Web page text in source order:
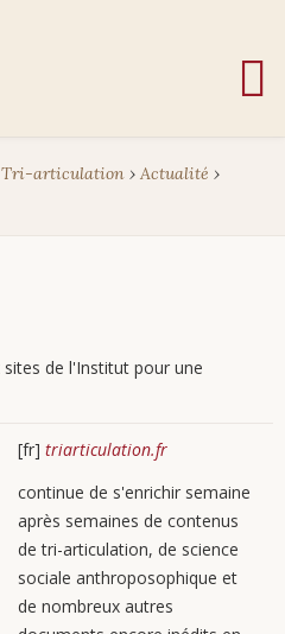
Tri-articulation › Actualité ›
de l'Institut pour une
[fr] triarticulation.fr
continue de s'enrichir semaine
après semaines de contenus
de tri-articulation, de science
sociale anthroposophique et
de nombreux autres